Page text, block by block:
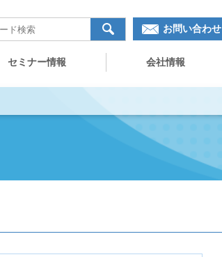
セミナー情報 会社情報
お問い合わせ